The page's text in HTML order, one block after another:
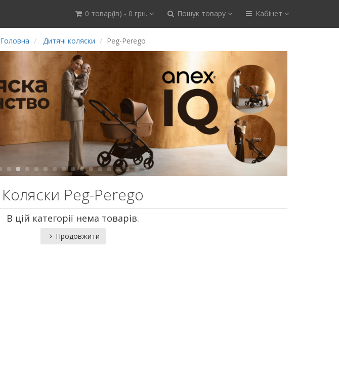
0 товар(ів) - 0 грн. Пошук товару Кабінет
Головна Дитячі коляски Peg-Perego
Коляски Peg-Perego
В цій категорії нема товарів.
Продовжити